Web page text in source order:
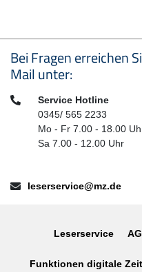
Seitenfußbereich
Bei Fragen erreichen
Mail unter:
Telefon:Service Hotline
0345/ 565 2233
Mo - Fr 7.00 - 18.00
Sa 7.00 - 12.00 Uhr
E-Mail:leserservice@mz.de
Leserservice
Funktionen digitale